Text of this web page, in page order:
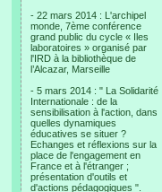
- 22 mars 2014 : L'archipel
monde, 7ème conférence
grand public du cycle « Iles
laboratoires » organisé par
l'IRD à la bibliothèque de
l’Alcazar, Marseille
- 5 mars 2014 : " La Solidarité
Internationale : de la
sensibilisation à l'action, dans
quelles dynamiques
éducatives se situer ?
Echanges et réflexions sur la
place de l'engagement en
France et à l'étranger ;
présentation d'outils et
d'actions pédagogiques ".